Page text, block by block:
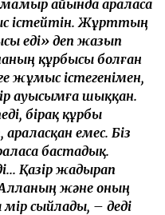
мамыр айында араласа
істейтін. Жұрттың
еді» деп жазып
құрбысы болған
жұмыс істегенімен,
ауысымға шыққан.
бірақ құрбы
емес. Біз
бастадық.
Қазір жадырап
және оның
сыйлады, – деді